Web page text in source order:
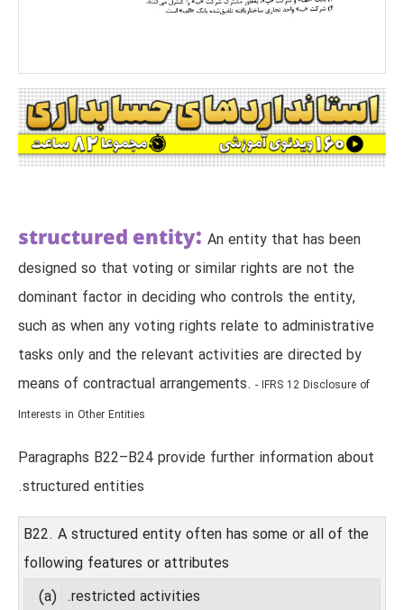
structured entity:An entity that has been
designed so that voting or similar rights are not the
dominant factor in deciding who controls the entity,
such as when any voting rights relate to administrative
tasks only and the relevant activities are directed by
means of contractual arrangements.- IFRS 12 Disclosure of
Interests in Other Entities
Paragraphs B22⁠–⁠B24 provide further information about
structured entities.
B22. A structured entity often has some or all of the
following features or attributes
restricted activities.
(a)